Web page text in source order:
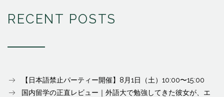
RECENT POSTS
【日本語禁止パーティー開催】8月1日（土）10:00〜15:00
国内留学の正直レビュー｜外語大で勉強してきた彼女が、エ